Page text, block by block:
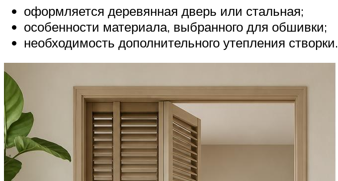
оформляется деревянная дверь или стальная;
особенности материала, выбранного для обшивки;
необходимость дополнительного утепления створки.